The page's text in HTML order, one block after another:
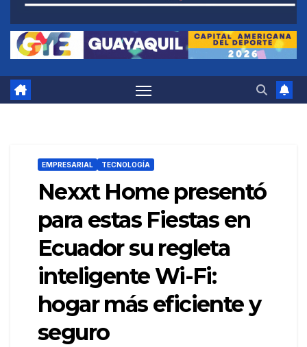
EMPRESARIAL TECNOLOGÍA
Nexxt Home presentó
para estas Fiestas en
Ecuador su regleta
inteligente Wi-Fi:
hogar más eficiente y
seguro